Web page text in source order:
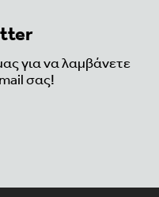
για να λαμβάνετε
σας!